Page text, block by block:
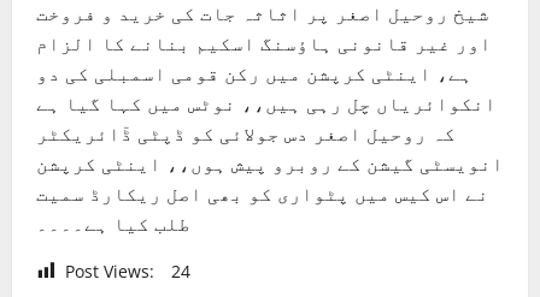
شیخ روحیل اصغر پر اثاثہ جات کی خرید و فروخت
اور غیر قانونی ہاؤسنگ اسکیم بنانے کا الزام
ہے، اینٹی کرپشن میں رکن قومی اسمبلی کی دو
انکوائریاں چل رہی ہیں،، نوٹس میں کہا گیا ہے
کہ روحیل اصغر دس جولائی کو ڈپٹی ڈٓائریکٹر
انویسٹی گیشن کے روبرو پیش ہوں،، اینٹی کرپشن
نے اس کیس میں پٹواری کو بھی اصل ریکارڈ سمیت
طلب کیا ہے۔۔۔۔
Post Views: 24